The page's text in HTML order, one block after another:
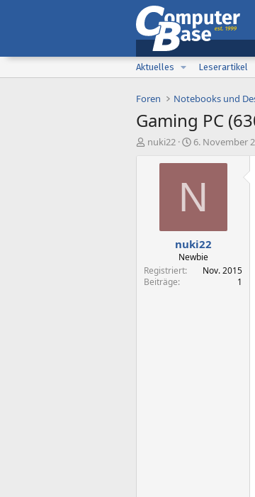
Aktuelles
Leserartikel
Foren Notebooks und
Gaming PC
E
nuki22
E
s
e
l
t
a
m
6. November
N
nuki22
Newbie
Registriert
Nov. 2015
Beiträge
1